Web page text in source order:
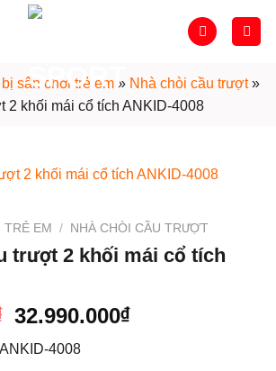
sân chơi trẻ em » Nhà chòi cầu trượt»
2 khối mái cổ tích ANKID-4008
TRẺ EM / NHÀ CHÒI CẦU TRƯỢT
trượt 2 khối mái cổ tích
32.990.000₫
ANKID-4008